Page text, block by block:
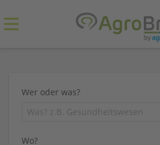
Wer oder was?
Wo?